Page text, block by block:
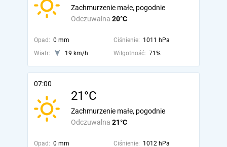
Odczuwalna 20°C
Zachmurzenie małe, pogodnie
Opad: 0 mm Ciśnienie: 1011 hPa
Wiatr:
19 km/h Wilgotność: 71%
07:00
21°C
Odczuwalna 21°C
Zachmurzenie małe, pogodnie
Opad: 0 mm Ciśnienie: 1012 hPa